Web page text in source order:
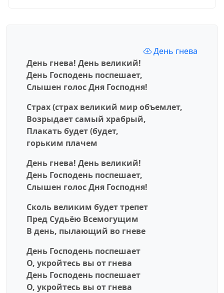
День гнева
День гнева! День великий!
День Господень поспешает,
Слышен голос Дня Господня!
Страх (страх великий мир объемлет,
Возрыдает самый храбрый,
Плакать будет (будет,
горьким плачем
День гнева! День великий!
День Господень поспешает,
Слышен голос Дня Господня!
Сколь великим будет трепет
Пред Судьёю Всемогущим
В день, пылающий во гневе
День Господень поспешает
О, укройтесь вы от гнева
День Господень поспешает
О, укройтесь вы от гнева